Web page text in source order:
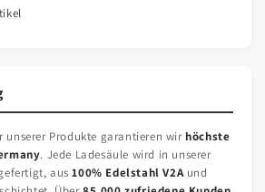
unserer Produkte garantieren wirhöchste
. Jede Ladesäule wird in unserer
aus100% Edelstahl V2Aund